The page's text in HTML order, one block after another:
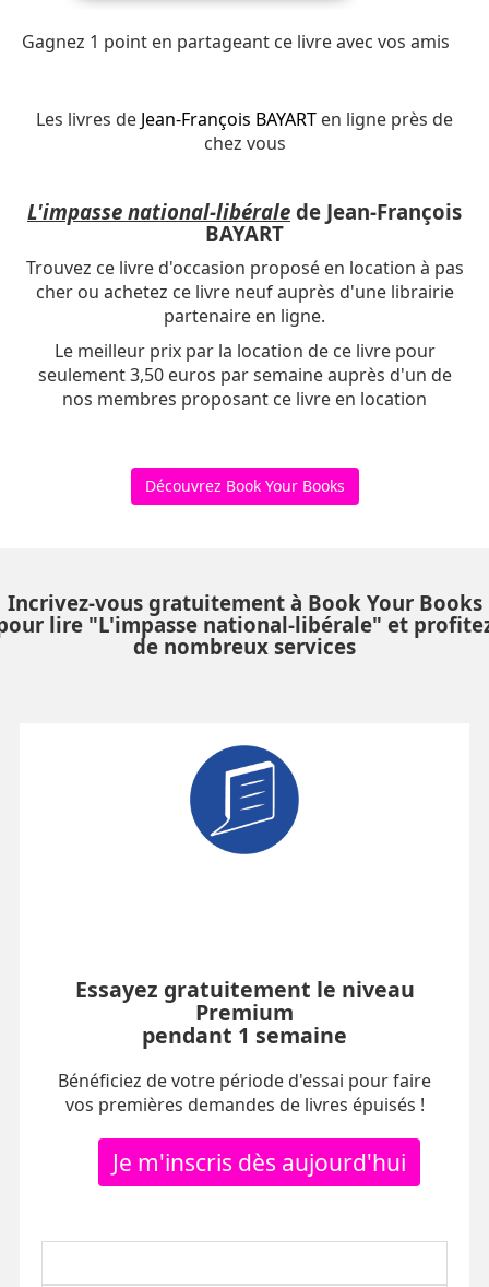
Gagnez 1 point en partageant ce livre avec vos amis
Les livres de Jean-François BAYART en ligne près de
chez vous
L'impasse national-libérale de Jean-François
BAYART
Trouvez ce livre d'occasion proposé en location à pas
cher ou achetez ce livre neuf auprès d'une librairie
partenaire en ligne.
Le meilleur prix par la location de ce livre pour
seulement 3,50 euros par semaine auprès d'un de
nos membres proposant ce livre en location
Découvrez Book Your Books
Incrivez-vous gratuitement à Book Your Books
lire "L'impasse national-libérale" et
de nombreux services
Essayez gratuitement le niveau
Premium
pendant 1 semaine
Bénéficiez de votre période d'essai pour faire
vos premières demandes de livres épuisés !
Je m'inscris dès aujourd'hui